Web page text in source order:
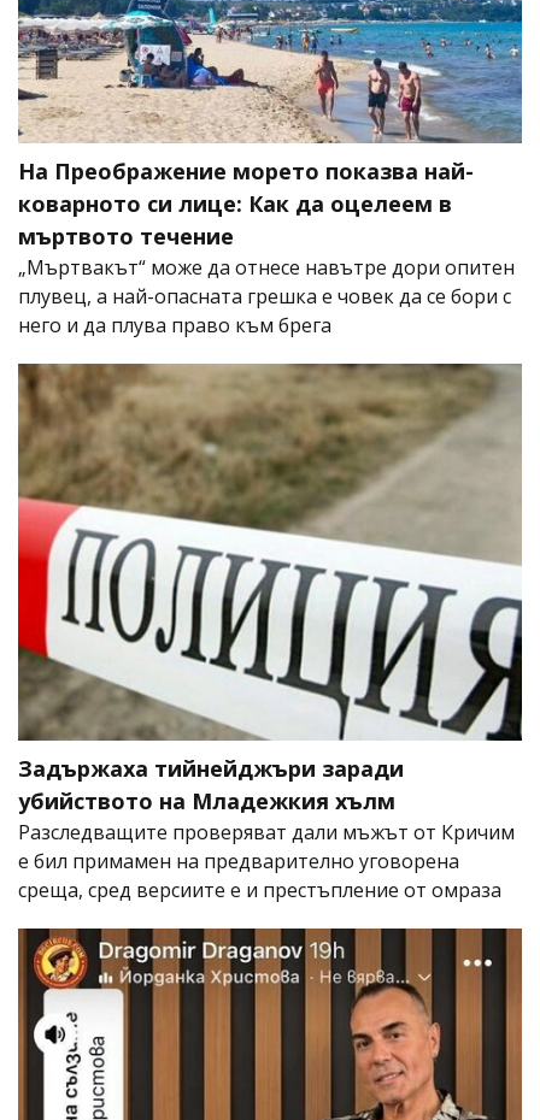
На Преображение морето показва най-
коварното си лице: Как да оцелеем в
мъртвото течение
„Мъртвакът“ може да отнесе навътре дори опитен
плувец, а най-опасната грешка е човек да се бори с
него и да плува право към брега
Задържаха тийнейджъри заради
убийството на Младежкия хълм
Разследващите проверяват дали мъжът от Кричим
е бил примамен на предварително уговорена
среща, сред версиите е и престъпление от омраза